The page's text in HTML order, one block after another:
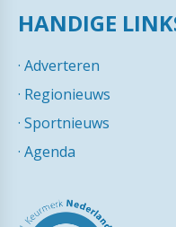
HANDIGE
· Adverteren
· Regionieuws
· Sportnieuws
· Agenda